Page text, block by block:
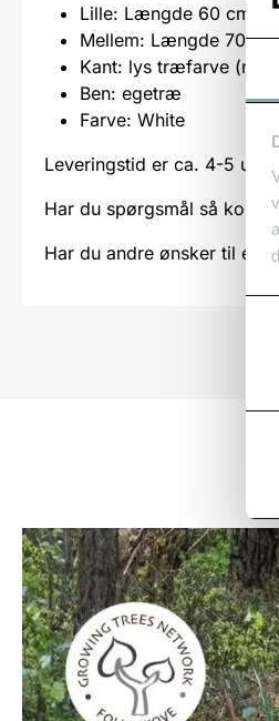
Lille: Længde 60 cm –
Mellem: Længde 70
Kant: lys træfarve
Ben: egetræ
Farve: White
Leveringstid er ca. 4-5
Har du spørgsmål så
Har du andre ønsker til et